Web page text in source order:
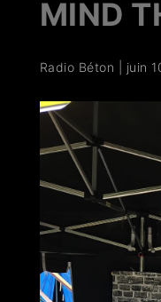
MIND
Radio Béton juin